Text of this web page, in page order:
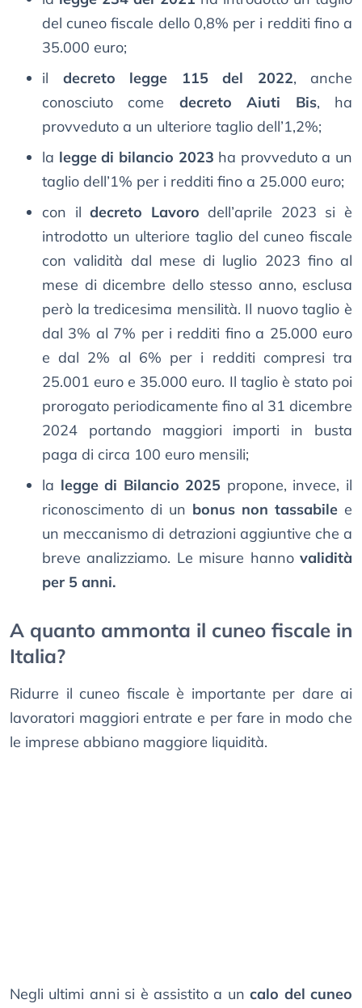
del cuneo fiscale dello 0,8% per i redditi fino a
35.000 euro;
il decreto legge 115 del 2022, anche
conosciuto come decreto Aiuti Bis, ha
provveduto a un ulteriore taglio dell’1,2%;
la legge di bilancio 2023 ha provveduto a un
taglio dell’1% per i redditi fino a 25.000 euro;
con ildecreto Lavoro dell’aprile 2023 si è
introdotto un ulteriore taglio del cuneo fiscale
con validità dal mese di luglio 2023 fino al
mese di dicembre dello stesso anno, esclusa
però la tredicesima mensilità. Il nuovo taglio è
dal 3% al 7% per i redditi fino a 25.000 euro
e dal 2% al 6% per i redditi compresi tra
25.001 euro e 35.000 euro. Il taglio è stato poi
prorogato periodicamente fino al 31 dicembre
2024 portando maggiori importi in busta
paga di circa 100 euro mensili;
la legge di Bilancio 2025 propone, invece, il
riconoscimento di un bonus non tassabile e
un meccanismo di detrazioni aggiuntive che a
breve analizziamo. Le misure hanno validità
per 5 anni.
A quanto ammonta il cuneo fiscale in
Italia?
Ridurre il cuneo fiscale è importante per dare ai
lavoratori maggiori entrate e per fare in modo che
le imprese abbiano maggiore liquidità.
Negli ultimi anni si è assistito a uncalo del cuneo